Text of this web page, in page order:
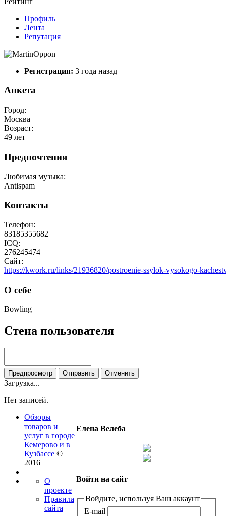
Профиль
Лента
Репутация
Регистрация: 3 года назад
Анкета
Город:
Москва
Возраст:
49 лет
Предпочтения
Любимая музыка:
Antispam
Контакты
Телефон:
83185355682
ICQ:
276245474
Сайт:
https://kwork.ru/links/21936820/postroenie-ssylok-vysokogo-
О себе
Bowling
Стена пользователя
Загрузка...
Нет записей.
Елена Велеба
Войти на сайт
Войдите, используя Ваш аккаунт
E-mail
Обзоры
товаров и
услуг в городе
Кемерово и в
Кузбассе ©
2016
О
проекте
Правила
сайта